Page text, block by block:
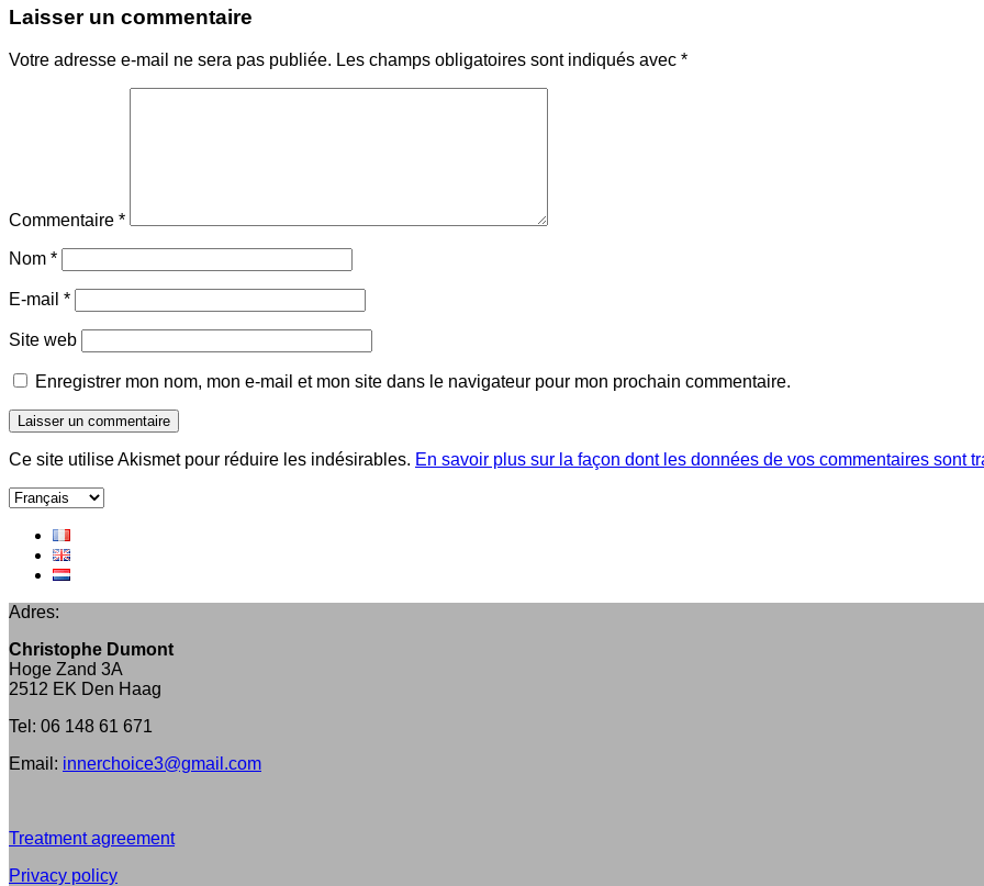
Laisser un commentaire
Votre adresse e-mail ne sera pas publiée. Les champs obligatoires sont indiqués avec *
Commentaire *
Nom *
E-mail *
Site web
Enregistrer mon nom, mon e-mail et mon site dans le navigateur pour mon prochain commentaire.
Ce site utilise Akismet pour réduire les indésirables. En savoir plus sur la façon dont les données de vos commentaires sont
Choisir
langue
Adres:
Christophe Dumont
Hoge Zand 3A
2512 EK Den Haag
Tel: 06 148 61 671
Email: innerchoice3@gmail.com
Treatment agreement
Privacy policy